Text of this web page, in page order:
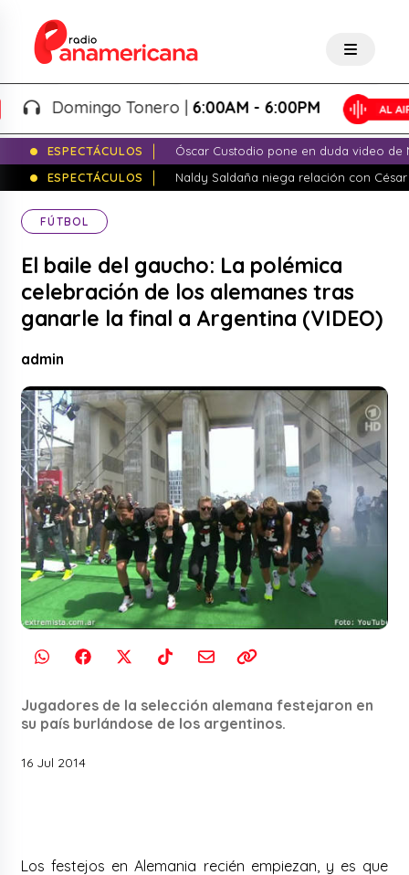
Domingo Tonero |6:00AM - 6:00PM
ESPECTÁCULOS
Óscar Custodio pone en duda video de
ESPECTÁCULOS
Naldy Saldaña niega relación con
FÚTBOL
El baile del gaucho: La polémica
celebración de los alemanes tras
ganarle la final a Argentina (VIDEO)
admin
Jugadores de la selección alemana festejaron en
su país burlándose de los argentinos.
16 Jul 2014
Los festejos en Alemania recién empiezan, y es que